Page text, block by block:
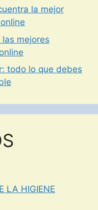
la mejor
mejores
todo lo que debes
LA HIGIENE